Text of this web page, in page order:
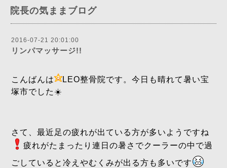
院長の気ままブログ
2016-07-21 20:01:00
リンパマッサージ!!
こんばんは
LEO整骨院です。今日も晴れて暑い宝
塚市でした☀️
さて、最近足の疲れが出ている方が多いようですね
疲れがたまったり連日の暑さでクーラーの中で過
ごしていると冷えやむくみが出る方も多いです